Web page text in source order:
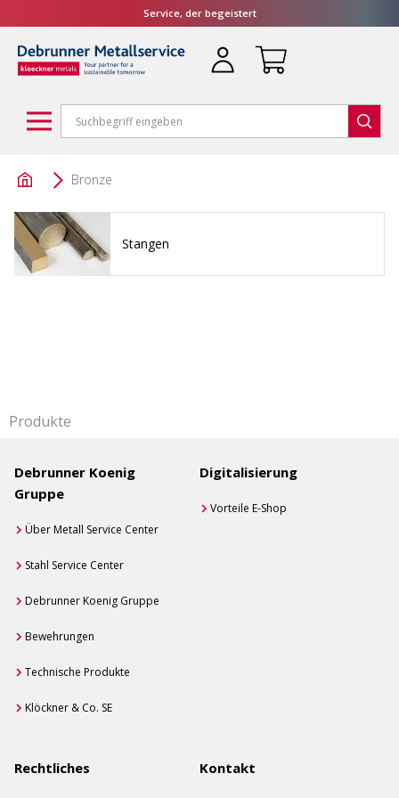
Service, der begeistert
Bronze
Stangen
Produkte
Debrunner Koenig
Gruppe
Über Metall Service Center
Stahl Service Center
Debrunner Koenig Gruppe
Bewehrungen
Technische Produkte
Klöckner & Co. SE
Digitalisierung
Vorteile E-Shop
Rechtliches Kontakt